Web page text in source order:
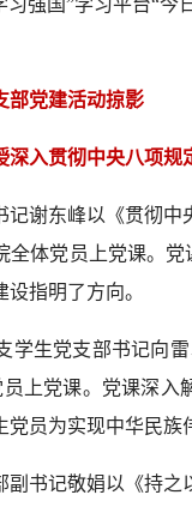
强国”学习平台“
部党建活动掠影
深入贯彻中央八项
记谢东峰以《贯彻
全体党员上党课。
指明了方向。
学生党支部书记向
上党课。党课深
党员为实现中华民
副书记敬娟以《持